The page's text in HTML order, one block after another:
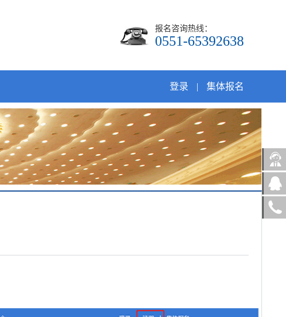
报名咨询热线：
0551-65392638
登录 | 集体报名